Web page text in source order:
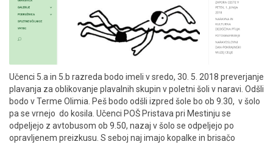
Učenci 5.a in 5.b razreda bodo imeli v sredo, 30. 5. 2018 preverjanje
plavanja za oblikovanje plavalnih skupin v poletni šoli v naravi. Odšli
bodo v Terme Olimia. Peš bodo odšli izpred šole bo ob 9.30, v šolo
pa se vrnejo do kosila. Učenci POŠ Pristava pri Mestinju se
odpeljejo z avtobusom ob 9.50, nazaj v šolo se odpeljejo po
opravljenem preizkusu. S seboj naj imajo kopalke in brisačo